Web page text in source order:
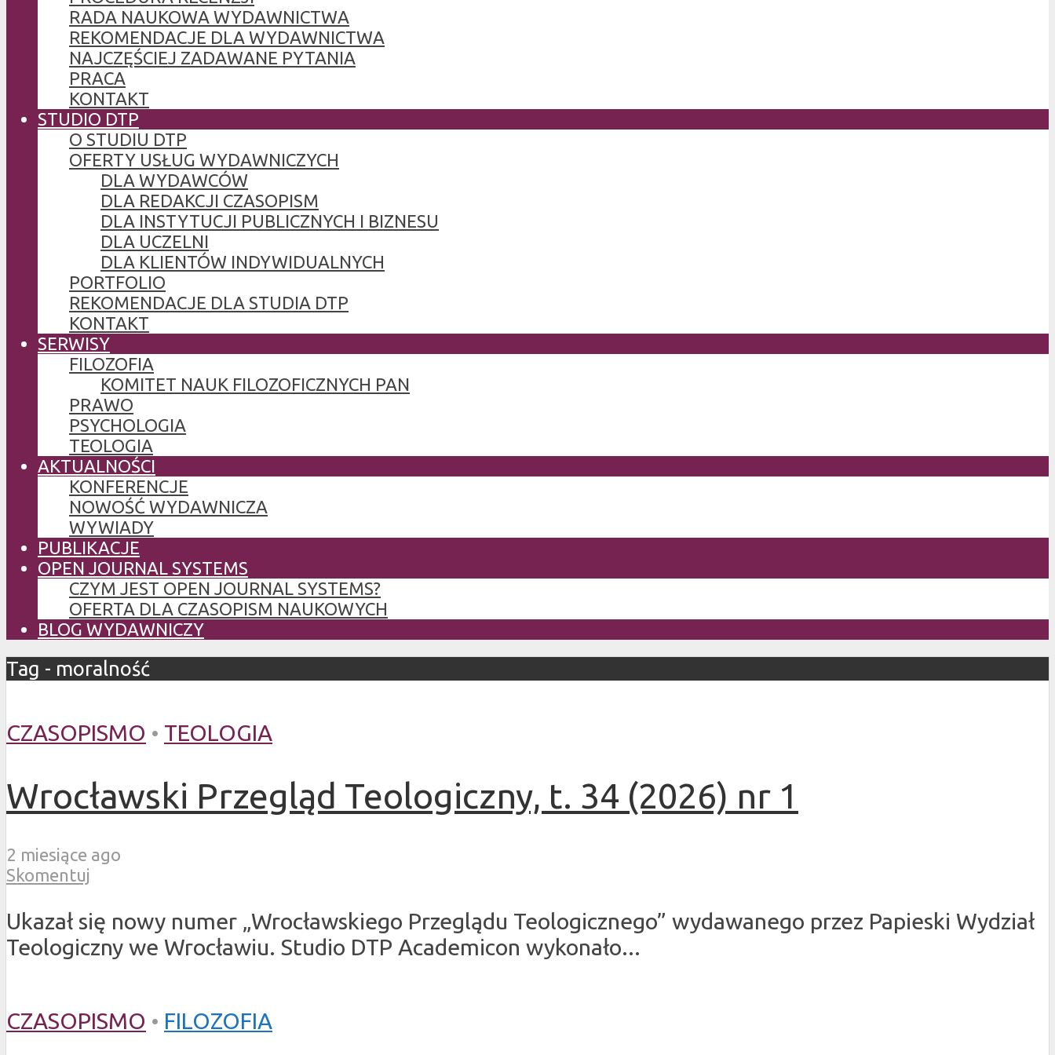
RADA NAUKOWA WYDAWNICTWA
REKOMENDACJE DLA WYDAWNICTWA
NAJCZĘŚCIEJ ZADAWANE PYTANIA
PRACA
KONTAKT
STUDIO DTP
O STUDIU DTP
OFERTY USŁUG WYDAWNICZYCH
DLA WYDAWCÓW
DLA REDAKCJI CZASOPISM
DLA INSTYTUCJI PUBLICZNYCH I BIZNESU
DLA UCZELNI
DLA KLIENTÓW INDYWIDUALNYCH
PORTFOLIO
REKOMENDACJE DLA STUDIA DTP
KONTAKT
SERWISY
FILOZOFIA
KOMITET NAUK FILOZOFICZNYCH PAN
PRAWO
PSYCHOLOGIA
TEOLOGIA
AKTUALNOŚCI
KONFERENCJE
NOWOŚĆ WYDAWNICZA
WYWIADY
PUBLIKACJE
OPEN JOURNAL SYSTEMS
CZYM JEST OPEN JOURNAL SYSTEMS?
OFERTA DLA CZASOPISM NAUKOWYCH
BLOG WYDAWNICZY
Tag - moralność
CZASOPISMO • TEOLOGIA
Wrocławski Przegląd Teologiczny, t. 34 (2026) nr 1
2 miesiące ago
Skomentuj
Ukazał się nowy numer „Wrocławskiego Przeglądu Teologicznego” wydawanego przez Papieski Wydział
Teologiczny we Wrocławiu. Studio DTP Academicon wykonało...
CZASOPISMO • FILOZOFIA